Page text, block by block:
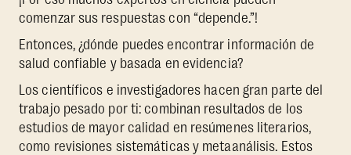
comenzar sus respuestas con “depende.”!
Entonces, ¿dónde puedes encontrar información de
salud confiable y basada en evidencia?
Los científicos e investigadores hacen gran parte del
trabajo pesado por ti: combinan resultados de los
estudios de mayor calidad en resúmenes literarios,
como revisiones sistemáticas y metaanálisis. Estos